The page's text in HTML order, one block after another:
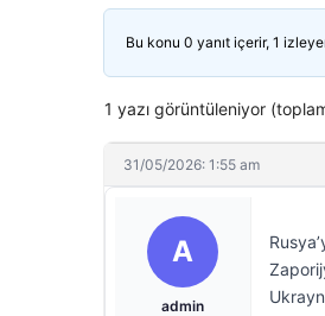
Bu konu 0 yanıt içerir, 1
1 yazı görüntüleniyor
31/05/2026: 1:55 am
A
admin